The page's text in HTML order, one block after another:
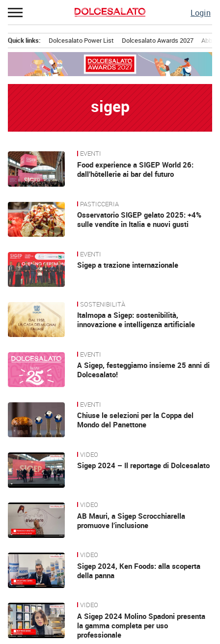
Passa
al
Login
principale
Quick links: Dolcesalato Power List Dolcesalato Awards 2027
sigep
News EVENTI
Food experience a SIGEP World 26:
dall’hôtellerie ai bar del futuro
PASTICCERIA
Osservatorio SIGEP gelato 2025: +4%
sulle vendite in Italia e nuovi gusti
EVENTI
Sigep a trazione internazionale
SOSTENIBILITÀ
Italmopa a Sigep: sostenibilità,
innovazione e intelligenza artificiale
EVENTI
A Sigep, festeggiamo insieme 25 anni di
Dolcesalato!
EVENTI
Chiuse le selezioni per la Coppa del
Mondo del Panettone
VIDEO
Sigep 2024 – Il reportage di Dolcesalato
VIDEO
AB Mauri, a Sigep Scrocchiarella
promuove l’inclusione
VIDEO
Sigep 2024, Ken Foods: alla scoperta
della panna
VIDEO
A Sigep 2024 Molino Spadoni presenta
la gamma completa per uso
professionale